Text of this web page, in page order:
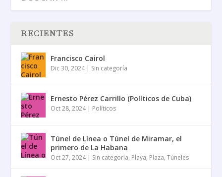
RECIENTES
Francisco Cairol
Dic 30, 2024| Sin categoría
Ernesto Pérez Carrillo (Políticos de Cuba)
Oct 28, 2024| Políticos
Túnel de Línea o Túnel de Miramar, el
primero de La Habana
Oct 27, 2024| Sin categoría, Playa, Plaza,Túneles